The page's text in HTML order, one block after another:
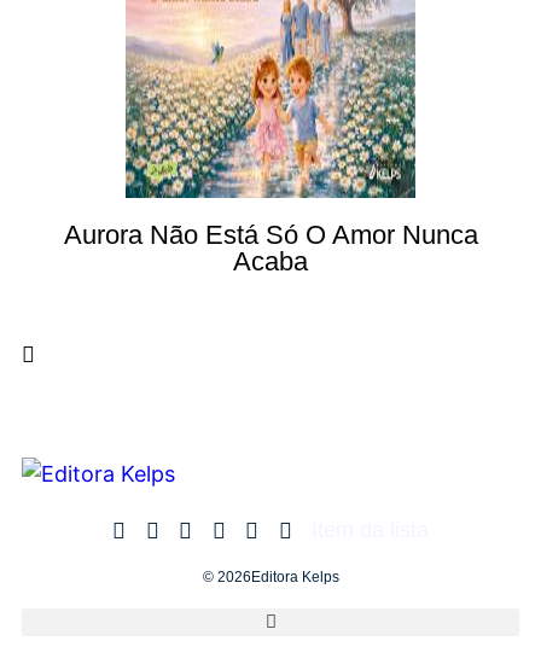
Aurora Não Está Só O Amor Nunca
Acaba
© 2026Editora Kelps